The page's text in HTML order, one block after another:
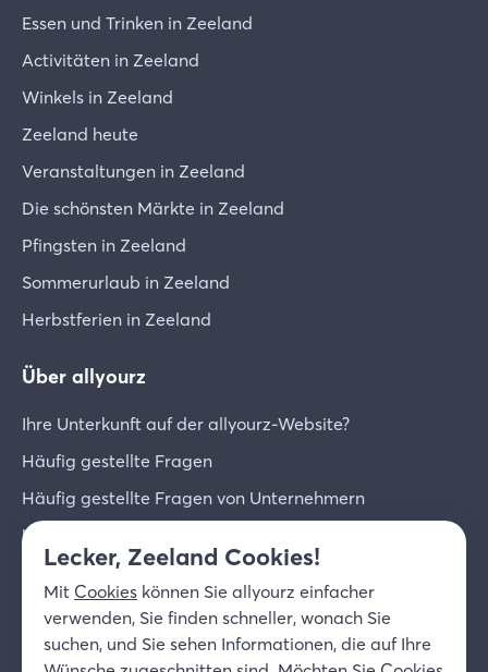
Essen und Trinken in Zeeland
Activitäten in Zeeland
Winkels in Zeeland
Zeeland heute
Veranstaltungen in Zeeland
Die schönsten Märkte in Zeeland
Pfingsten in Zeeland
Sommerurlaub in Zeeland
Herbstferien in Zeeland
Über allyourz
Ihre Unterkunft auf der allyourz-Website?
Häufig gestellte Fragen
Häufig gestellte Fragen von Unternehmern
Unternehmer-Login
Über uns
© 2026 allyourz b.v. Nutzungsbedingungen
Lecker, Zeeland Cookies!
Mit Cookies können Sie allyourz einfacher
verwenden, Sie finden schneller, wonach Sie
suchen, und Sie sehen Informationen, die auf Ihre